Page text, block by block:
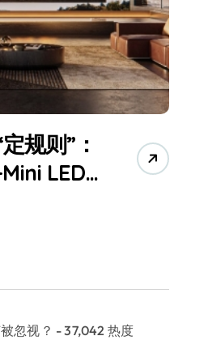
规则”：
LED
忽视？ - 37,042 热度